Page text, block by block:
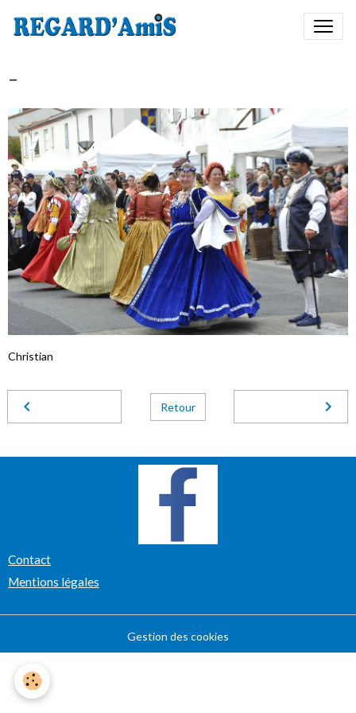
-
Christian
Retour
Contact
Mentions légales
Gestion des cookies